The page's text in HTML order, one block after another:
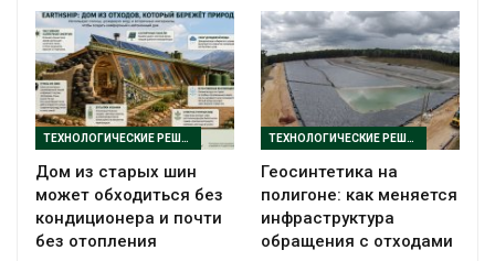
ТЕХНОЛОГИЧЕСКИЕ РЕШЕНИЯ
Дом из старых шин
может обходиться без
кондиционера и почти
без отопления
ТЕХНОЛОГИЧЕСКИЕ РЕШЕНИЯ
Геосинтетика на
полигоне: как меняется
инфраструктура
обращения с отходами